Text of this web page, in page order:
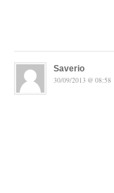
Saverio
30/09/2013 @ 08:58